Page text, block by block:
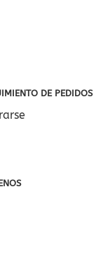
DE PEDIDOS